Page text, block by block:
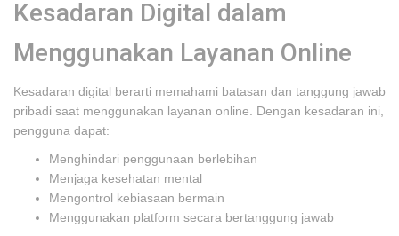
Kesadaran Digital dalam
Menggunakan Layanan Online
Kesadaran digital berarti memahami batasan dan tanggung jawab
pribadi saat menggunakan layanan online. Dengan kesadaran ini,
pengguna dapat:
Menghindari penggunaan berlebihan
Menjaga kesehatan mental
Mengontrol kebiasaan bermain
Menggunakan platform secara bertanggung jawab